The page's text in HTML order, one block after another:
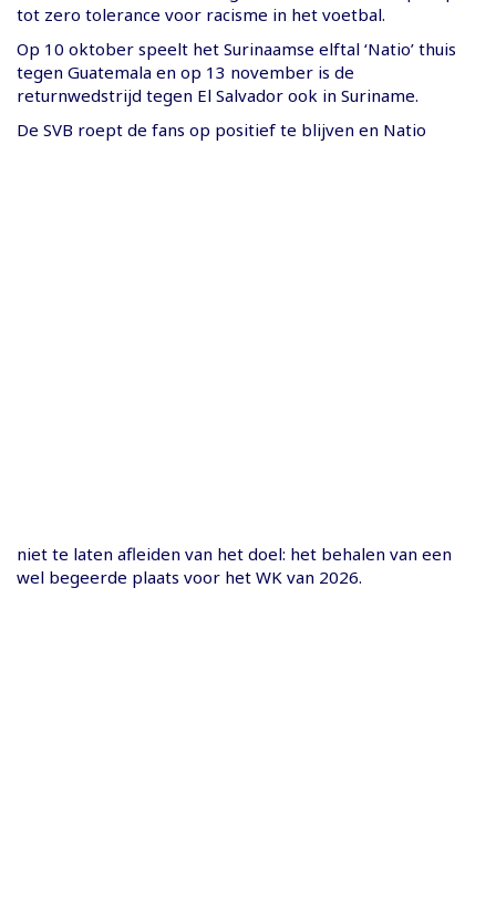
tot zero tolerance voor racisme in het voetbal.
Op 10 oktober speelt het Surinaamse elftal ‘Natio’ thuis
tegen Guatemala en op 13 november is de
returnwedstrijd tegen El Salvador ook in Suriname.
De SVB roept de fans op positief te blijven en Natio
niet te laten afleiden van het doel: het behalen van een
wel begeerde plaats voor het WK van 2026.